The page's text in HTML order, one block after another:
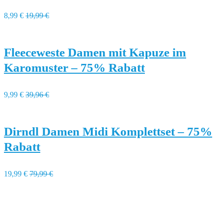
8,99 € 19,99 €
Fleeceweste Damen mit Kapuze im
Karomuster – 75% Rabatt
9,99 € 39,96 €
Dirndl Damen Midi Komplettset – 75%
Rabatt
19,99 € 79,99 €